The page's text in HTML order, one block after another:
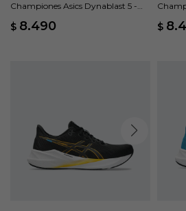
Championes Asics Dynablast 5 -
$ 8.490 $